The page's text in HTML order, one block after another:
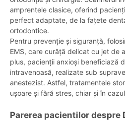
amprentele clasice, oferind
perfect adaptate, de la fațete
ortodontice.
Pentru prevenție și siguranță,
EMS, care curăță delicat cu jet de
plus, pacienții anxioși beneficiază
intravenoasă, realizate sub
anestezist. Astfel, tratamentele
ușoare și fără stres, chiar și în
Parerea pacientilor despre